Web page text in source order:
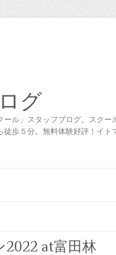
グ
ール」スタッフブログ。スク
歩５分。無料体験好評！イト
at富田林